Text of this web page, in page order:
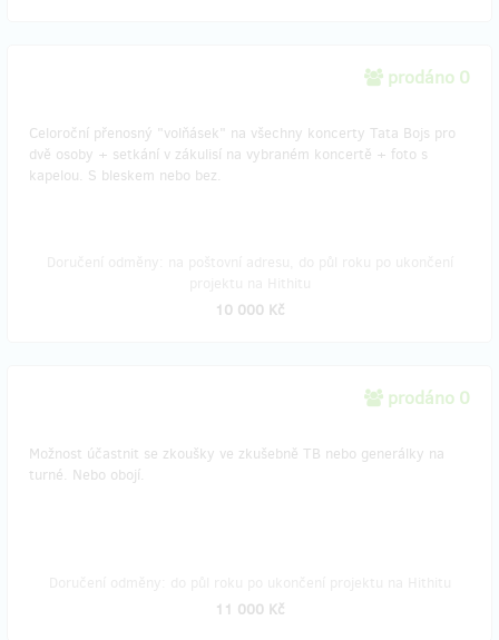
prodáno 0
Celoroční přenosný "volňásek" na všechny koncerty Tata Bojs pro
dvě osoby + setkání v zákulisí na vybraném koncertě + foto s
kapelou. S bleskem nebo bez.
10 000 Kč
prodáno 0
Možnost účastnit se zkoušky ve zkušebně TB nebo generálky na
turné. Nebo obojí.
11 000 Kč